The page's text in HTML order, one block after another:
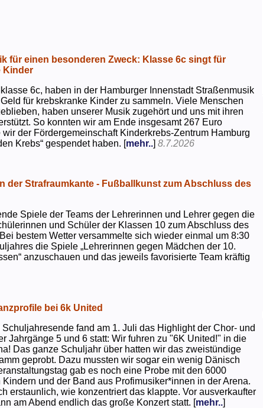
für einen besonderen Zweck: Klasse 6c singt für
Kinder
6c, haben in der Hamburger Innenstadt Straßenmusik
für krebskranke Kinder zu sammeln. Viele Menschen
haben unserer Musik zugehört und uns mit ihren
So konnten wir am Ende insgesamt 267 Euro
wir der Fördergemeinschaft Kinderkrebs-Zentrum Hamburg
Krebs“ gespendet haben. [mehr..]8.7.2026
der Strafraumkante - Fußballkunst zum Abschluss des
Spiele der Teams der Lehrerinnen und Lehrer gegen die
und Schüler der Klassen 10 zum Abschluss des
bestem Wetter versammelte sich wieder einmal um 8:30
die Spiele „Lehrerinnen gegen Mädchen der 10.
anzuschauen und das jeweils favorisierte Team kräftig
bei 6k United
Schuljahresende fand am 1. Juli das Highlight der Chor- und
Jahrgänge 5 und 6 statt: Wir fuhren zu "6K United!" in die
Das ganze Schuljahr über hatten wir das zweistündige
geprobt. Dazu mussten wir sogar ein wenig Dänisch
gab es noch eine Probe mit den 6000
Kindern und der Band aus Profimusiker*innen in der Arena.
erstaunlich, wie konzentriert das klappte. Vor ausverkaufter
am Abend endlich das große Konzert statt. [mehr..]